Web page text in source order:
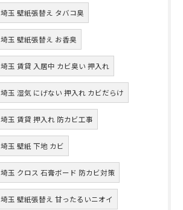
埼玉 壁紙張替え タバコ臭
埼玉 壁紙張替え お香臭
埼玉 賃貸 入居中 カビ臭い 押入れ
埼玉 湿気 にげない 押入れ カビだらけ
埼玉 賃貸 押入れ 防カビ工事
埼玉 壁紙 下地 カビ
埼玉 クロス 石膏ボード 防カビ対策
埼玉 壁紙張替え 甘ったるいニオイ